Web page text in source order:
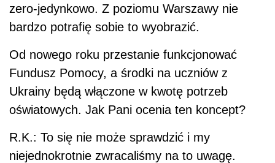
zero-jedynkowo. Z poziomu Warszawy nie
bardzo potrafię sobie to wyobrazić.
Od nowego roku przestanie funkcjonować
Fundusz Pomocy, a środki na uczniów z
Ukrainy będą włączone w kwotę potrzeb
oświatowych. Jak Pani ocenia ten koncept?
R.K.: To się nie może sprawdzić i my
niejednokrotnie zwracaliśmy na to uwagę.